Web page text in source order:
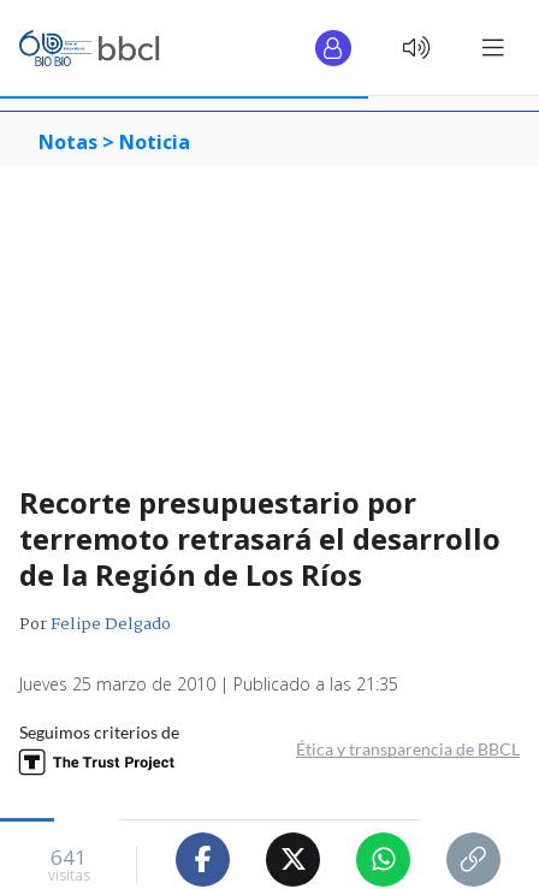
Notas > Noticia
Recorte presupuestario por
terremoto retrasará el desarrollo
de la Región de Los Ríos
PorFelipe Delgado
Jueves 25 marzo de 2010 | Publicado a las 21:35
Seguimos criterios de
Ética y transparencia de BBCL
641
visitas